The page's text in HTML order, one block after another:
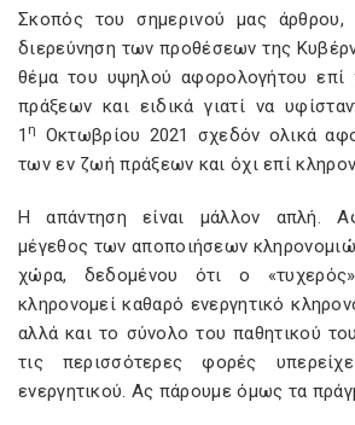
Σκοπός του σημερινού μας άρθρου,
διερεύνηση των προθέσεων της
θέμα του υψηλού αφορολογήτου επί
πράξεων και ειδικά γιατί να
1 η
Οκτωβρίου 2021 σχεδόν ολικά
των εν ζωή πράξεων και όχι επί
Η απάντηση είναι μάλλον απλή.
μέγεθος των αποποιήσεων
χώρα, δεδομένου ότι ο
κληρονομεί καθαρό ενεργητικό
αλλά και το σύνολο του παθητικού
τις περισσότερες φορές
ενεργητικού. Ας πάρουμε όμως τα